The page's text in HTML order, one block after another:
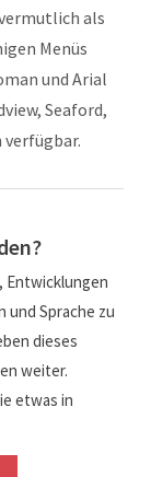
als
Menüs
und Arial
Seaford,
Entwicklungen
und Sprache zu
dieses
weiter.
etwas in